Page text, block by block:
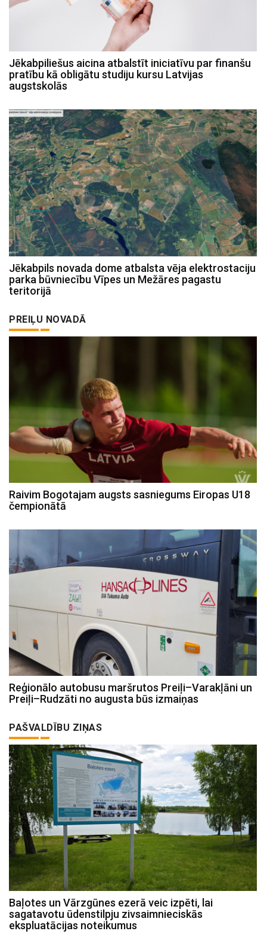
Jēkabpiliešus aicina atbalstīt iniciatīvu par finanšu
pratību kā obligātu studiju kursu Latvijas
augstskolās
Jēkabpils novada dome atbalsta vēja elektrostaciju
parka būvniecību Vīpes un Mežāres pagastu
teritorijā
PREIĻU NOVADĀ
Raivim Bogotajam augsts sasniegums Eiropas U18
čempionātā
Reģionālo autobusu maršrutos Preiļi–Varakļāni un
Preiļi–Rudzāti no augusta būs izmaiņas
PAŠVALDĪBU ZIŅAS
Baļotes un Vārzgūnes ezerā veic izpēti, lai
sagatavotu ūdenstilpju zivsaimnieciskās
ekspluatācijas noteikumus